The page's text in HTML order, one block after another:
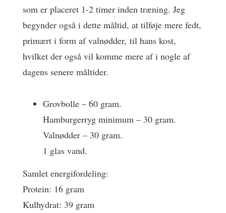
som er placeret 1-2 timer inden træning. Jeg
begynder også i dette måltid, at tilføje mere fedt,
primært i form af valnødder, til hans kost,
hvilket der også vil komme mere af i nogle af
dagens senere måltider.
Grovbolle – 60 gram.
Hamburgerryg minimum – 30 gram.
Valnødder – 30 gram.
1 glas vand.
Samlet energifordeling:
Protein: 16 gram
Kulhydrat: 39 gram